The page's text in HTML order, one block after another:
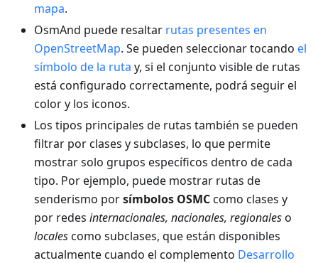
mapa.
OsmAnd puede resaltar rutas presentes en
OpenStreetMap. Se pueden seleccionar tocando el
símbolo de la ruta y, si el conjunto visible de rutas
está configurado correctamente, podrá seguir el
color y los iconos.
Los tipos principales de rutas también se pueden
filtrar por clases y subclases, lo que permite
mostrar solo grupos específicos dentro de cada
tipo. Por ejemplo, puede mostrar rutas de
senderismo porsímbolos OSMCcomo clases y
por redes internacionales, nacionales, regionaleso
localescomo subclases, que están disponibles
actualmente cuando el complemento Desarrollo